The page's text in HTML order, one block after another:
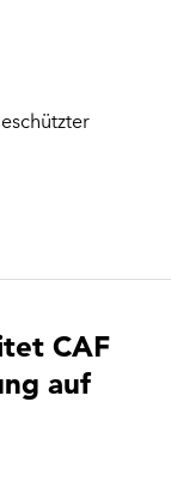
CAF
auf